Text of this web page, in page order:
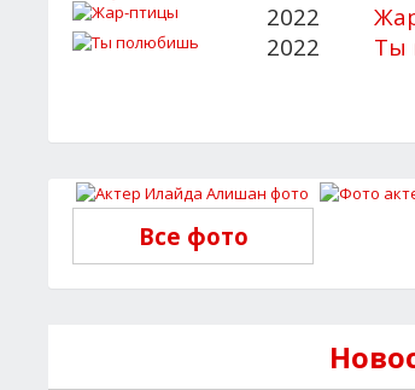
2022
2022
Ты
Все фото